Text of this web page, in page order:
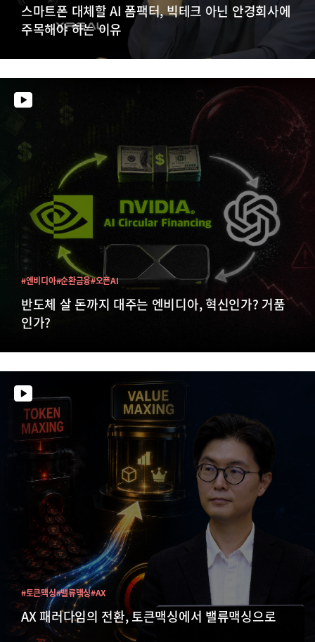
스마트폰 대체할 AI 폼팩터, 빅테크 아닌 안경회사에
주목해야 하는 이유
반도체 살 돈까지 대주는 엔비디아, 혁신인가? 거품
인가?
#엔비디아#순환금융#오픈AI
AX 패러다임의 전환, 토큰맥싱에서 밸류맥싱으로
#토큰맥싱#밸류맥싱#AX